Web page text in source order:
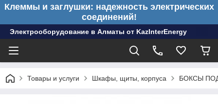
Клеммы и заглушки: надежность электрических
соединений!
Электрооборудование в Алматы от KazInterEnergy
Товары и услуги Шкафы, щиты, корпуса БОКСЫ